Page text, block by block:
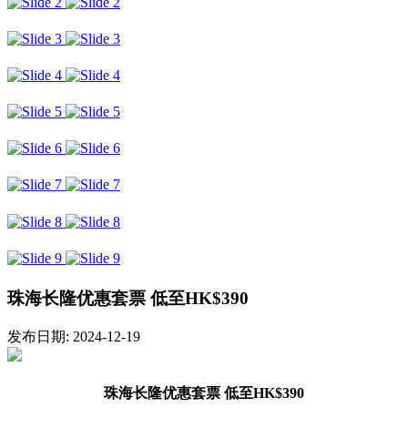
珠海长隆优惠套票 低至HK$390
发布日期: 2024-12-19
珠海长隆优惠套票 低至HK$390